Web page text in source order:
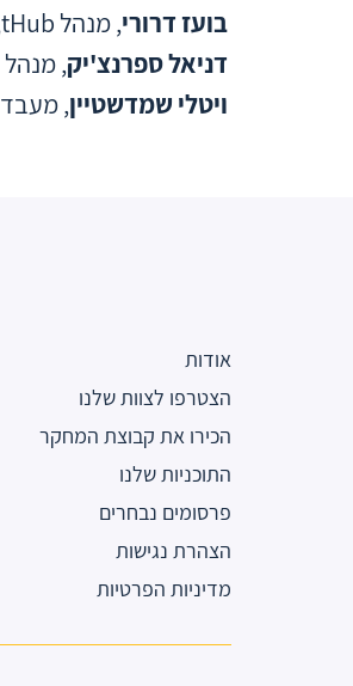
בועז דרורי, מנהל tHub, מרכז מהודר לממציאים, הטכניון
דניאל ספרנצ'יק, מנהל
ויטלי שמדשטיין,
אודות
הצטרפו לצוות שלנו
הכירו את קבוצת המחקר
התוכניות שלנו
פרסומים נבחרים
הצהרת נגישות
מדיניות הפרטיות